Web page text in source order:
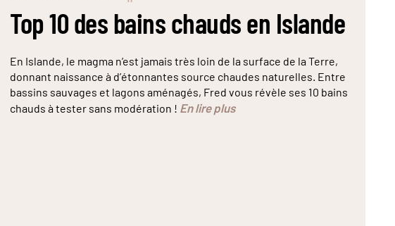
Top 10 des bains chauds en Islande
En Islande, le magma n’est jamais très loin de la surface de la Terre,
donnant naissance à d’étonnantes source chaudes naturelles. Entre
bassins sauvages et lagons aménagés, Fred vous révèle ses 10 bains
chauds à tester sans modération ! En lire plus